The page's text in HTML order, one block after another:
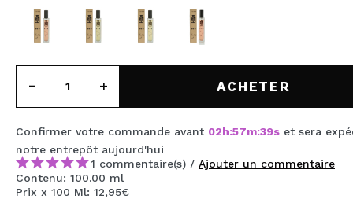
BIENTÔT DISPONIBLE
BLOG
ACHETER
Confirmer votre commande avant 02h:57m:39s et sera
notre entrepôt aujourd'hui
1 commentaire(s) / Ajouter un commentaire
Contenu: 100.00 ml
Prix x 100 Ml: 12,95€